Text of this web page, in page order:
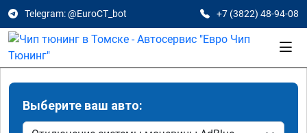
Telegram: @EuroCT_bot +7 (3822) 48-94-08
Выберите ваш авто: